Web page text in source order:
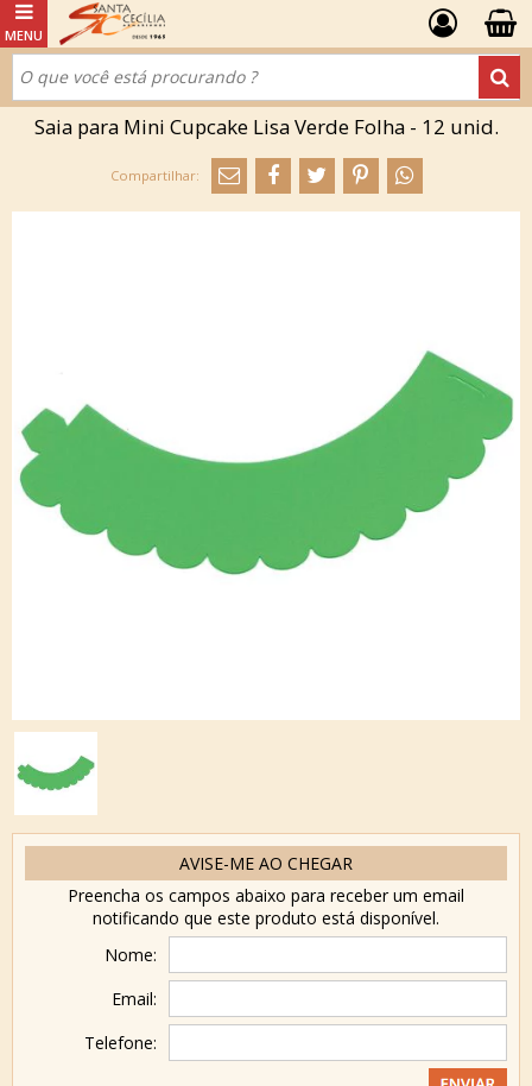
Saia para Mini Cupcake Lisa Verde Folha - 12 unid.
AVISE-ME AO CHEGAR
Preencha os campos abaixo para receber um email
notificando que este produto está disponível.
Nome:
Email:
Telefone: